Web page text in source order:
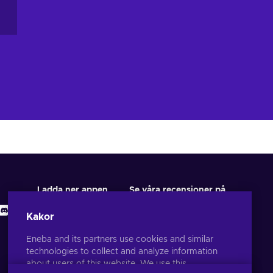
Ladda ner appen Se våra recensioner på
Kakor
Eneba and its partners use cookies and similar
technologies to collect and analyze information
about users of this website. We use this